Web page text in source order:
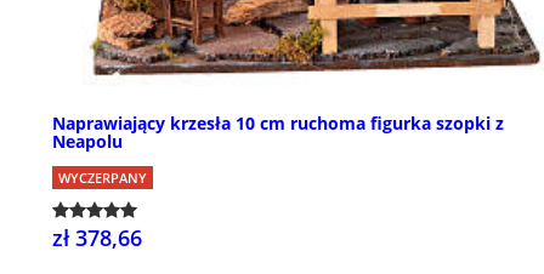
Naprawiający krzesła 10 cm ruchoma figurka szopki z
Neapolu
WYCZERPANY
zł 378,66